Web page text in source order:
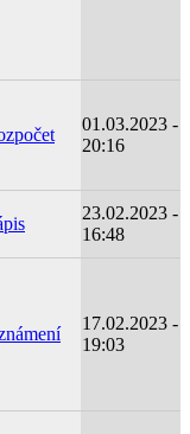
01.03.2023 -
20:16
23.02.2023 -
16:48
17.02.2023 -
19:03